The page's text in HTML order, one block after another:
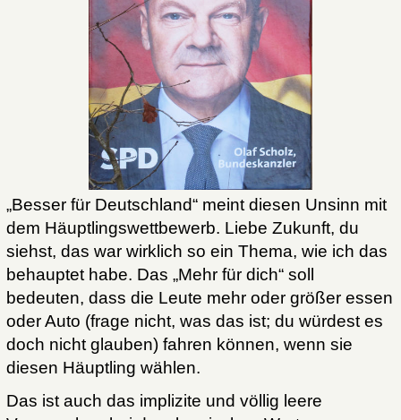
„Besser für Deutschland“ meint diesen Unsinn mit
dem Häuptlingswettbewerb. Liebe Zukunft, du
siehst, das war wirklich so ein Thema, wie ich das
behauptet habe. Das „Mehr für dich“ soll
bedeuten, dass die Leute mehr oder größer essen
oder Auto (frage nicht, was das ist; du würdest es
doch nicht glauben) fahren können, wenn sie
diesen Häuptling wählen.
Das ist auch das implizite und völlig leere